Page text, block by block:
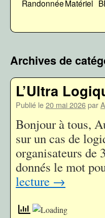
RandonnéeMatériel
Archives de
L’Ultra
Publié le20 mai 2026par
Bonjour à tous,
sur un cas de
organisateurs de
donnés le mot
lecture →